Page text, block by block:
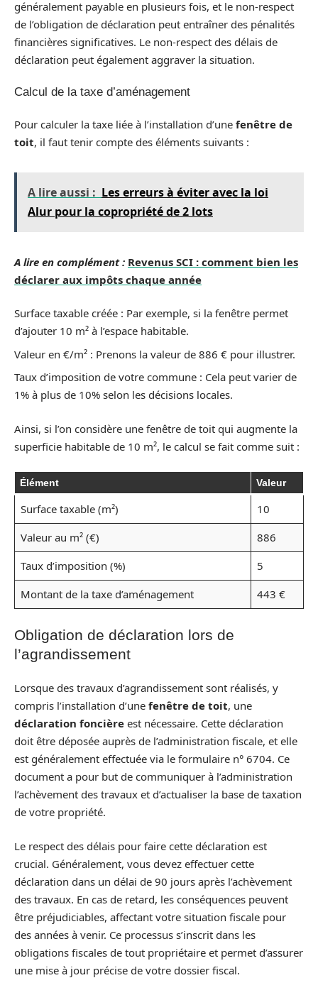
généralement payable en plusieurs fois, et le non-respect
de l’obligation de déclaration peut entraîner des pénalités
financières significatives. Le non-respect des délais de
déclaration peut également aggraver la situation.
Calcul de la taxe d’aménagement
Pour calculer la taxe liée à l’installation d’une fenêtre de
toit, il faut tenir compte des éléments suivants :
A lire aussi : Les erreurs à éviter avec la loi
Alur pour la copropriété de 2 lots
A lire en complément : Revenus SCI : comment bien les
déclarer aux impôts chaque année
Surface taxable créée : Par exemple, si la fenêtre permet
d’ajouter 10 m² à l’espace habitable.
Valeur en €/m² : Prenons la valeur de 886 € pour illustrer.
Taux d’imposition de votre commune : Cela peut varier de
1% à plus de 10% selon les décisions locales.
Ainsi, si l’on considère une fenêtre de toit qui augmente la
superficie habitable de 10 m², le calcul se fait comme suit :
Élément Valeur
Surface taxable (m²)
10
Valeur au m² (€)
886
Taux d’imposition (%)
5
Montant de la taxe d’aménagement
443 €
Obligation de déclaration lors de
l’agrandissement
Lorsque des travaux d’agrandissement sont réalisés, y
compris l’installation d’une fenêtre de toit, une
déclaration foncière est nécessaire. Cette déclaration
doit être déposée auprès de l’administration fiscale, et elle
est généralement effectuée via le formulaire n° 6704. Ce
document a pour but de communiquer à l’administration
l’achèvement des travaux et d’actualiser la base de taxation
de votre propriété.
Le respect des délais pour faire cette déclaration est
crucial. Généralement, vous devez effectuer cette
déclaration dans un délai de 90 jours après l’achèvement
des travaux. En cas de retard, les conséquences peuvent
être préjudiciables, affectant votre situation fiscale pour
des années à venir. Ce processus s’inscrit dans les
obligations fiscales de tout propriétaire et permet d’assurer
une mise à jour précise de votre dossier fiscal.